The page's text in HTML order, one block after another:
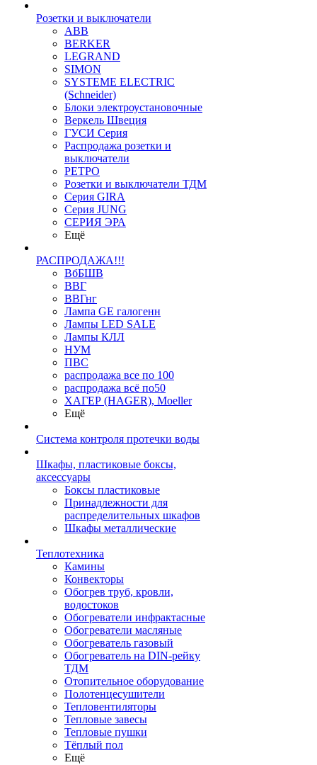
Розетки и выключатели
ABB
BERKER
LEGRAND
SIMON
SYSTEME ELECTRIC
(Schneider)
Блоки электроустановочные
Веркель Швеция
ГУСИ Серия
Распродажа розетки и
выключатели
РЕТРО
Розетки и выключатели ТДМ
Серия GIRA
Серия JUNG
СЕРИЯ ЭРА
Ещё
РАСПРОДАЖА!!!
ВбБШВ
ВВГ
ВВГнг
Лампа GE галогенн
Лампы LED SALE
Лампы КЛЛ
НУМ
ПВС
распродажа все по 100
распродажа всё по50
ХАГЕР (HAGER), Moeller
Ещё
Система контроля протечки воды
Шкафы, пластиковые боксы,
аксессуары
Боксы пластиковые
Принадлежности для
распределительных шкафов
Шкафы металлические
Теплотехника
Камины
Конвекторы
Обогрев труб, кровли,
водостоков
Обогреватели инфрактасные
Обогреватели масляные
Обогреватель газовый
Обогреватель на DIN-рейку
ТДМ
Отопительное оборудование
Полотенцесушители
Тепловентиляторы
Тепловые завесы
Тепловые пушки
Тёплый пол
Ещё